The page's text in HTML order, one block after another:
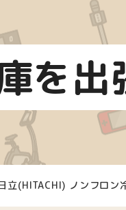
を出
日立(HITACHI) ノンフロ